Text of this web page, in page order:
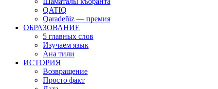
QATIQ
Qaradeñiz — премия
ОБРАЗОВАНИЕ
5 главных слов
Изучаем язык
Ана тили
ИСТОРИЯ
Возвращение
Просто факт